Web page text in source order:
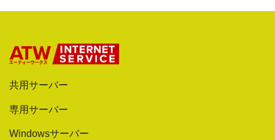
共用サーバー
専用サーバー
Windowsサーバー